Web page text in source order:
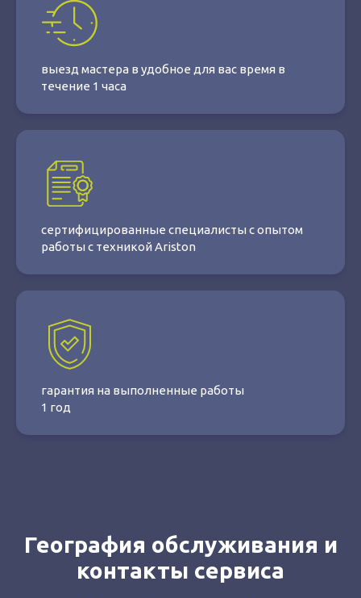
выезд мастера в удобное для вас время в
течение 1 часа
сертифицированные специалисты с опытом
работы с техникой Ariston
гарантия на выполненные работы
1 год
География обслуживания и
контакты сервиса